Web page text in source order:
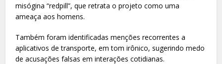
misógina “redpill”, que retrata o projeto como uma
ameaça aos homens.
Também foram identificadas menções recorrentes a
aplicativos de transporte, em tom irônico, sugerindo medo
de acusações falsas em interações cotidianas.